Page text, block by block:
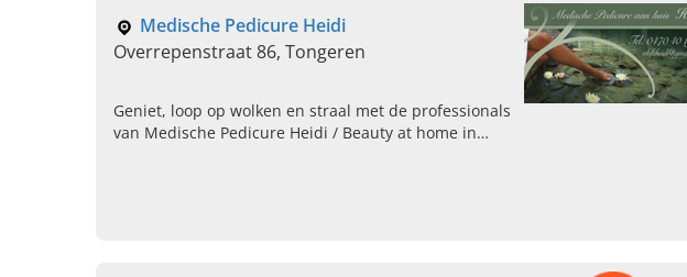
Medische Pedicure Heidi
Overrepenstraat 86, Tongeren
Geniet, loop op wolken en straal met de professionals
van Medische Pedicure Heidi / Beauty at home in